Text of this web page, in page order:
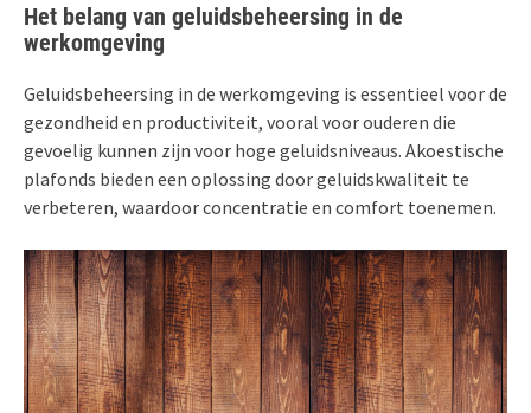
Het belang van geluidsbeheersing in de
werkomgeving
Geluidsbeheersing in de werkomgeving is essentieel voor de
gezondheid en productiviteit, vooral voor ouderen die
gevoelig kunnen zijn voor hoge geluidsniveaus. Akoestische
plafonds bieden een oplossing door geluidskwaliteit te
verbeteren, waardoor concentratie en comfort toenemen.